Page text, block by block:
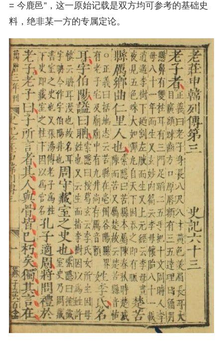
= 今鹿邑”，这一原始记载是双方均可参考的基础史
料，绝非某一方的专属定论。